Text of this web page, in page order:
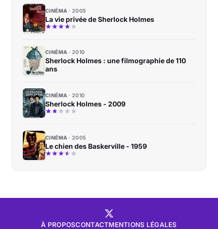
CINÉMA 2005
La vie privée de Sherlock Holmes
CINÉMA 2010
Sherlock Holmes : une filmographie de 110
ans
CINÉMA 2010
Sherlock Holmes - 2009
CINÉMA 2005
Le chien des Baskerville - 1959
À PROPOSCONTACTMENTIONS LÉGALES